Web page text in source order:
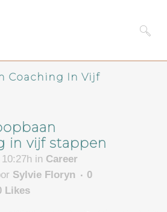
Coaching In Vijf
in vijf stappen
in Career
Sylvie Floryn
0
Likes